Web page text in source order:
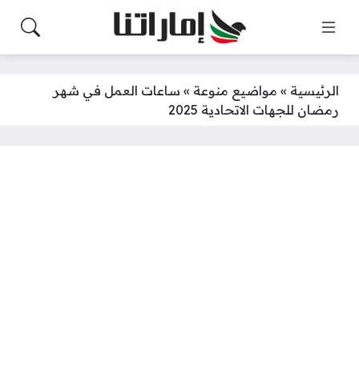
الرئيسية » مواضيع منوعة » ساعات العمل في شهر
رمضان للجهات الاتحادية 2025